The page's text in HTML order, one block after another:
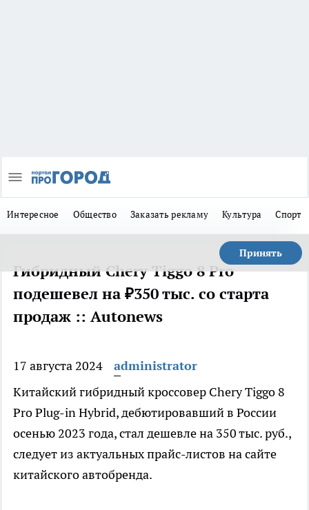
Интересное Общество Заказать рекламу Культура Спорт
Принять
Гибридный Chery Tiggo 8 Pro
подешевел на ₽350 тыс. со старта
продаж :: Autonews
17 августа 2024
administrator
Китайский гибридный кроссовер Chery Tiggo 8
Pro Plug-in Hybrid, дебютировавший в России
осенью 2023 года, стал дешевле на 350 тыс. руб.,
следует из актуальных прайс-листов на сайте
китайского автобренда.